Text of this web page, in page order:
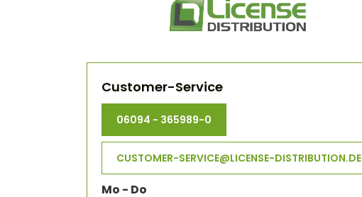
Customer-Service
06094 - 365989-0
CUSTOMER-SERVICE@LICENSE-DISTRIBUTION.DE
Mo - Do